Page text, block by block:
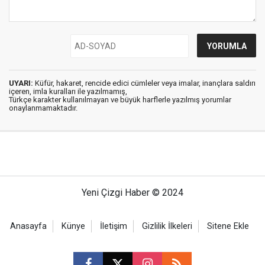
UYARI: Küfür, hakaret, rencide edici cümleler veya imalar, inançlara saldırı
içeren, imla kuralları ile yazılmamış,
Türkçe karakter kullanılmayan ve büyük harflerle yazılmış yorumlar
onaylanmamaktadır.
Yeni Çizgi Haber © 2024
Anasayfa Künye İletişim Gizlilik İlkeleri Sitene Ekle